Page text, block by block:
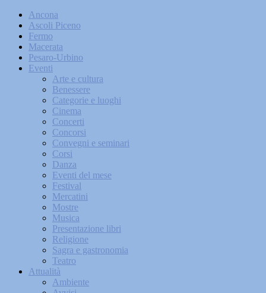
Ancona
Ascoli Piceno
Fermo
Macerata
Pesaro-Urbino
Eventi
Arte e cultura
Benessere
Categorie e luoghi
Cinema
Concerti
Concorsi
Convegni e seminari
Corsi
Danza
Eventi del mese
Festival
Mercatini
Mostre
Musica
Presentazione libri
Religione
Sagra e gastronomia
Teatro
Attualità
Ambiente